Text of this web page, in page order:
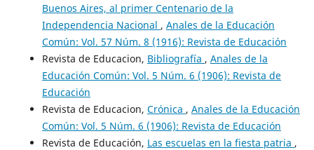
Buenos Aires, al primer Centenario de la
Independencia Nacional , Anales de la Educación
Común: Vol. 57 Núm. 8 (1916): Revista de Educación
Revista de Educacion, Bibliografía , Anales de la
Educación Común: Vol. 5 Núm. 6 (1906): Revista de
Educación
Revista de Educacion, Crónica , Anales de la Educación
Común: Vol. 5 Núm. 6 (1906): Revista de Educación
Revista de Educación, Las escuelas en la fiesta patria ,